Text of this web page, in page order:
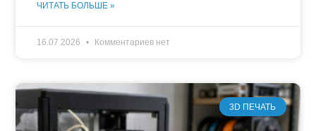
ЧИТАТЬ БОЛЬШЕ »
16.07.2026 Комментариев нет
3D ПЕЧАТЬ